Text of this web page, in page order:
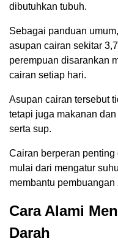
dibutuhkan tubuh.
Sebagai panduan
asupan cairan sekitar
perempuan disarankan
cairan setiap hari.
Asupan cairan tersebut
tetapi juga makanan
serta sup.
Cairan berperan
mulai dari mengatur
membantu
Cara Alami
Darah